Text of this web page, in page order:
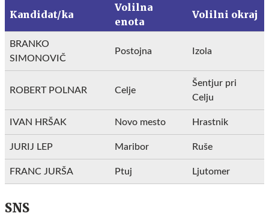
Kandidat/ka
Volilna
enota
Volilni okraj
BRANKO
SIMONOVIČ
Postojna Izola
ROBERT POLNAR Celje
Šentjur pri
Celju
IVAN HRŠAK Novo mesto Hrastnik
JURIJ LEP Maribor Ruše
FRANC JURŠA Ptuj Ljutomer
SNS